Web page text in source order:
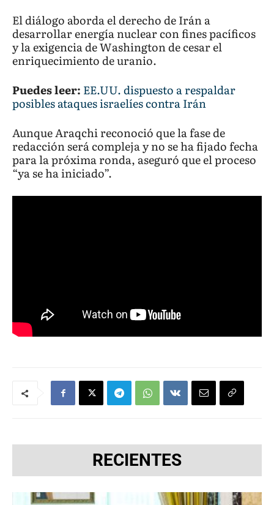
El diálogo aborda el derecho de Irán a
desarrollar energía nuclear con fines pacíficos
y la exigencia de Washington de cesar el
enriquecimiento de uranio.
Puedes leer: EE.UU. dispuesto a respaldar
posibles ataques israelíes contra Irán
Aunque Araqchi reconoció que la fase de
redacción será compleja y no se ha fijado fecha
para la próxima ronda, aseguró que el proceso
“ya se ha iniciado”.
RECIENTES